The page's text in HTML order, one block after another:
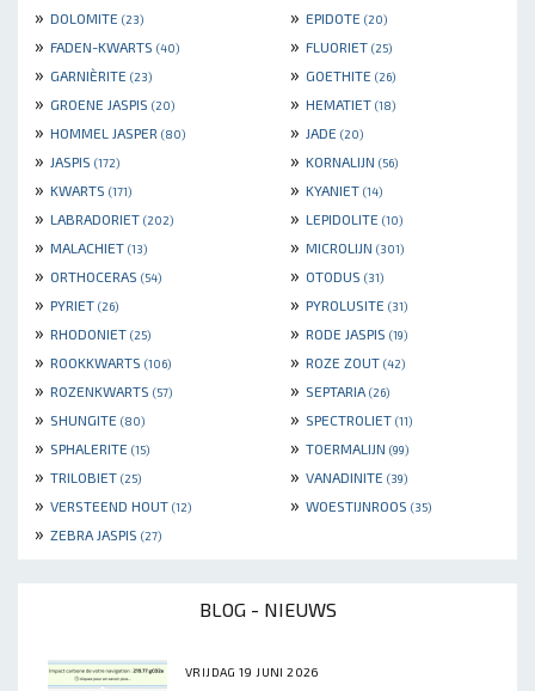
» DOLOMITE (23) » EPIDOTE (20)
» FADEN-KWARTS (40) » FLUORIET (25)
» GARNIÈRITE (23) » GOETHITE (26)
» GROENE JASPIS (20) » HEMATIET (18)
» HOMMEL JASPER (80) » JADE (20)
» JASPIS (172) » KORNALIJN (56)
» KWARTS (171) » KYANIET (14)
» LABRADORIET (202) » LEPIDOLITE (10)
» MALACHIET (13) » MICROLIJN (301)
» ORTHOCERAS (54) » OTODUS (31)
» PYRIET (26) » PYROLUSITE (31)
» RHODONIET (25) » RODE JASPIS (19)
» ROOKKWARTS (106) » ROZE ZOUT (42)
» ROZENKWARTS (57) » SEPTARIA (26)
» SHUNGITE (80) » SPECTROLIET (11)
» SPHALERITE (15) » TOERMALIJN (99)
» TRILOBIET (25) » VANADINITE (39)
» VERSTEEND HOUT (12) » WOESTIJNROOS (35)
» ZEBRA JASPIS (27)
BLOG - NIEUWS
VRIJDAG 19 JUNI 2026